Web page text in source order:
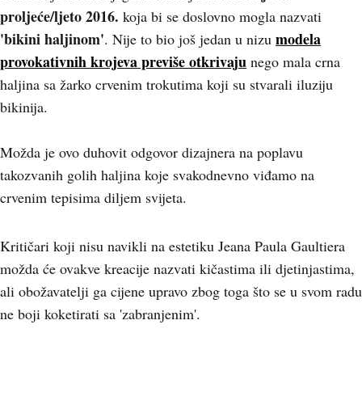
proljeće/ljeto 2016. koja bi se doslovno mogla nazvati
'bikini haljinom'. Nije to bio još jedan u nizu modela
provokativnih krojeva previše otkrivaju nego mala crna
haljina sa žarko crvenim trokutima koji su stvarali iluziju
bikinija.
Možda je ovo duhovit odgovor dizajnera na poplavu
takozvanih golih haljina koje svakodnevno viđamo na
crvenim tepisima diljem svijeta.
Kritičari koji nisu navikli na estetiku Jeana Paula Gaultiera
možda će ovakve kreacije nazvati kičastima ili djetinjastima,
ali obožavatelji ga cijene upravo zbog toga što se u svom radu
ne boji koketirati sa 'zabranjenim'.